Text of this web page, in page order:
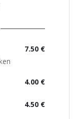
7.50 €
4.00 €
4.50 €